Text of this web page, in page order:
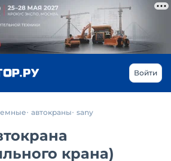
Войти
автокраны sany
крана)